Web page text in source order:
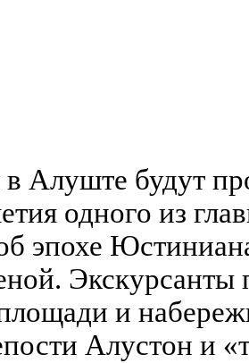
Алуште будут
одного из
эпохе
Экскурсанты
и
Алустон и